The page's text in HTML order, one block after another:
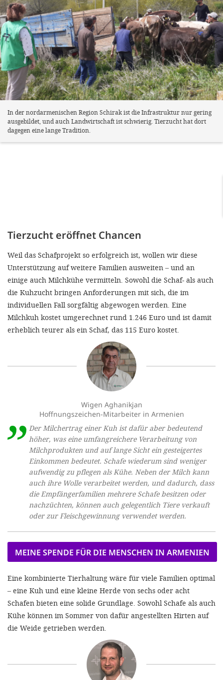
In der nordarmenischen Region Schirak ist die Infrastruktur nur gering
ausgebildet, und auch Landwirtschaft ist schwierig. Tierzucht hat dort
dagegen eine lange Tradition.
Tierzucht eröffnet Chancen
Weil das Schafprojekt so erfolgreich ist, wollen wir diese
Unterstützung auf weitere Familien ausweiten – und an
einige auch Milchkühe vermitteln. Sowohl die Schaf- als auch
die Kuhzucht bringen Anforderungen mit sich, die im
individuellen Fall sorgfältig abgewogen werden. Eine
Milchkuh kostet umgerechnet rund 1.246 Euro und ist damit
erheblich teurer als ein Schaf, das 115 Euro kostet.
Der Milchertrag einer Kuh ist dafür aber bedeutend
höher, was eine umfangreichere Verarbeitung von
Milchprodukten und auf lange Sicht ein gesteigertes
Einkommen bedeutet. Schafe wiederum sind weniger
aufwendig zu pflegen als Kühe. Neben der Milch kann
auch ihre Wolle verarbeitet werden, und dadurch, dass
die Empfängerfamilien mehrere Schafe besitzen oder
nachzüchten, können auch gelegentlich Tiere verkauft
oder zur Fleischgewinnung verwendet werden.
Wigen Aghanikjan
Hoffnungszeichen-Mitarbeiter in Armenien
MEINE SPENDE FÜR DIE MENSCHEN IN ARMENIEN
Eine kombinierte Tierhaltung wäre für viele Familien optimal
– eine Kuh und eine kleine Herde von sechs oder acht
Schafen bieten eine solide Grundlage. Sowohl Schafe als auch
Kühe können im Sommer von dafür angestellten Hirten auf
die Weide getrieben werden.